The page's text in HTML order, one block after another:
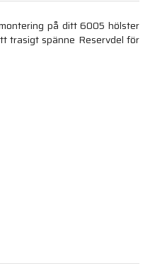
på ditt 6005 hölster
trasigt spänne Reservdel för